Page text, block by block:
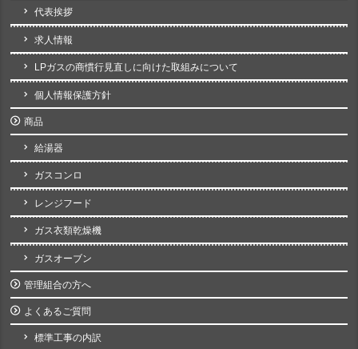
代表挨拶
求人情報
LPガスの商慣行見直しに向けた取組みについて
個人情報保護方針
商品
給湯器
ガスコンロ
レンジフード
ガス衣類乾燥機
ガスオーブン
管理組合の方へ
よくあるご質問
標準工事の内訳